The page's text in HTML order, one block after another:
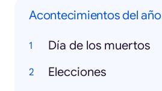
Acontecimientos del año
Día de los muertos
Elecciones